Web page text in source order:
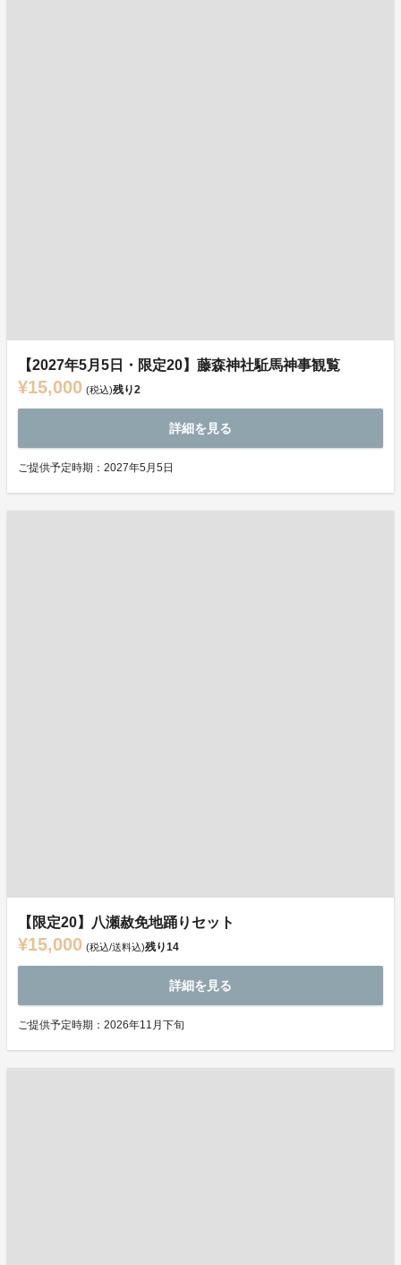
【2027年5月5日・限定20】藤森神社駈馬神事観覧
¥15,000 (税込)残り2
詳細を見る
ご提供予定時期：2027年5月5日
【限定20】八瀬赦免地踊りセット
¥15,000 (税込/送料込)残り14
詳細を見る
ご提供予定時期：2026年11月下旬